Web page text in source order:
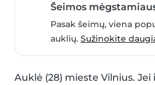
Šeimos
Pasak šeimų, viena
auklių.Sužinokite
Auklė (28) mieste Vilnius. Jei